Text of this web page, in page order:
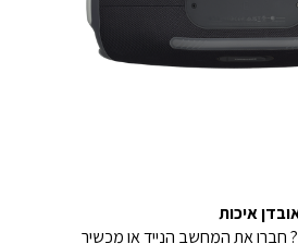
איכות
חברו את המחשב הנייד או מכשיר